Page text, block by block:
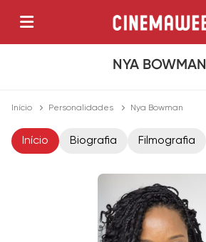
NYA BOWMAN
Início Personalidades Nya Bowman
Início Biografia Filmografia